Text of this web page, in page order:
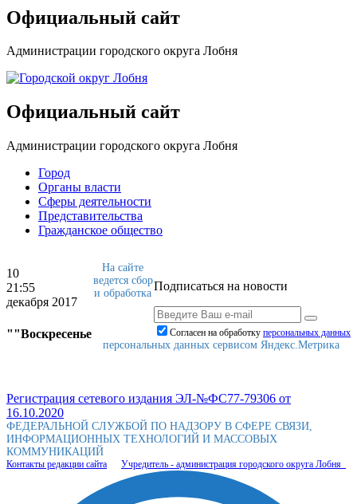
Официальный сайт
Администрации городского округа Лобня
Официальный сайт
Администрации городского округа Лобня
Город
Органы власти
Сферы деятельности
Представительства
Гражданское общество
10
21:55
декабря 2017
""Воскресенье
Подписаться на новости
Согласен на обработку персональныx данных
На сайте
ведется сбор
и обработка
персональных данных сервисом Яндекс.Метрика
Регистрация сетевого издания ЭЛ-№ФС77-79306 от
16.10.2020
ФЕДЕРАЛЬНОЙ СЛУЖБОЙ ПО НАДЗОРУ В СФЕРЕ СВЯЗИ,
ИНФОРМАЦИОННЫХ ТЕХНОЛОГИЙ И МАССОВЫХ
КОММУНИКАЦИЙ
Контакты редакции сайта Учредитель - администрация городского округа Лобня